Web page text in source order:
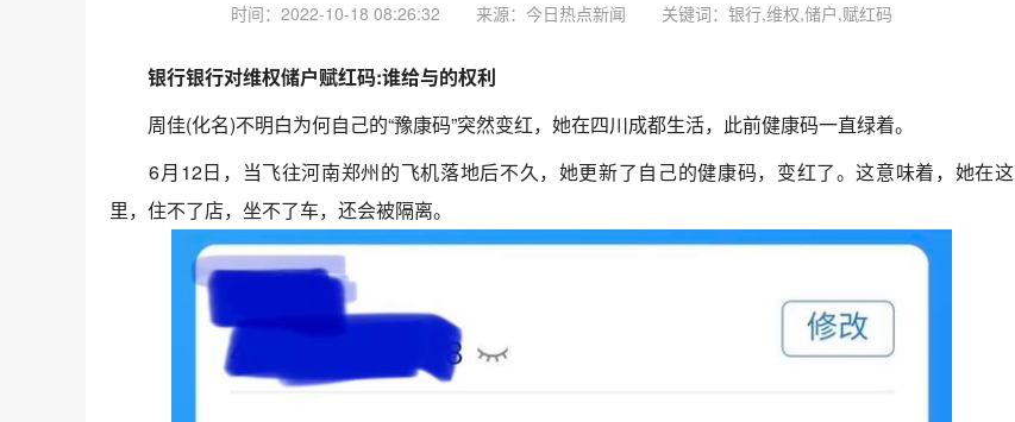
时间：2022-10-18 08:26:32 来源： 今日热点新闻 关键词：银行,维权,储户,赋红码
银行银行对维权储户赋红码:谁给与的权利
周佳(化名)不明白为何自己的“豫康码”突然变红，她在四川成都生活，此前健康码一直绿着。
6月12日，当飞往河南郑州的飞机落地后不久，她更新了自己的健康码，变红了。这意味着，她在这
里，住不了店，坐不了车，还会被隔离。